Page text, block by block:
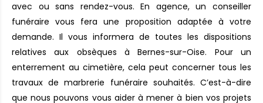
avec ou sans rendez-vous. En agence, un conseiller
funéraire vous fera une proposition adaptée à votre
demande. Il vous informera de toutes les dispositions
relatives aux obsèques à Bernes-sur-Oise. Pour un
enterrement au cimetière, cela peut concerner tous les
travaux de marbrerie funéraire souhaités. C’est-à-dire
que nous pouvons vous aider à mener à bien vos projets